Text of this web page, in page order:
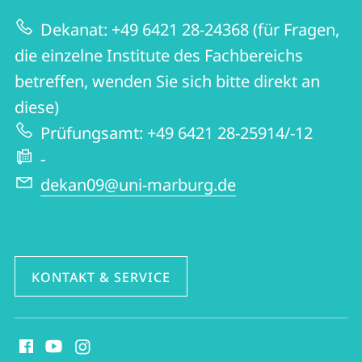
zur
Website
Germanistik
und
Kunstwissenschaften
Dekanat: +49 6421 28-24368 (für Fragen,
die einzelne Institute des Fachbereichs
betreffen, wenden Sie sich bitte direkt an
diese)
Prüfungsamt: +49 6421 28-25914/-12
-
dekan09@uni-marburg.de
KONTAKT & SERVICE